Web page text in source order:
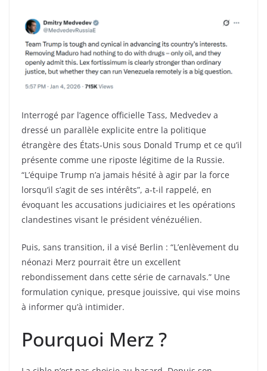
Interrogé par l’agence officielle Tass, Medvedev a
dressé un parallèle explicite entre la politique
étrangère des États-Unis sous Donald Trump et ce qu’il
présente comme une riposte légitime de la Russie.
“L’équipe Trump n’a jamais hésité à agir par la force
lorsqu’il s’agit de ses intérêts”, a-t-il rappelé, en
évoquant les accusations judiciaires et les opérations
clandestines visant le président vénézuélien.
Puis, sans transition, il a visé Berlin : “L’enlèvement du
néonazi Merz pourrait être un excellent
rebondissement dans cette série de carnavals.” Une
formulation cynique, presque jouissive, qui vise moins
à informer qu’à intimider.
Pourquoi Merz ?